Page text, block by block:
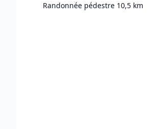
Randonnée pédestre 10,5 km